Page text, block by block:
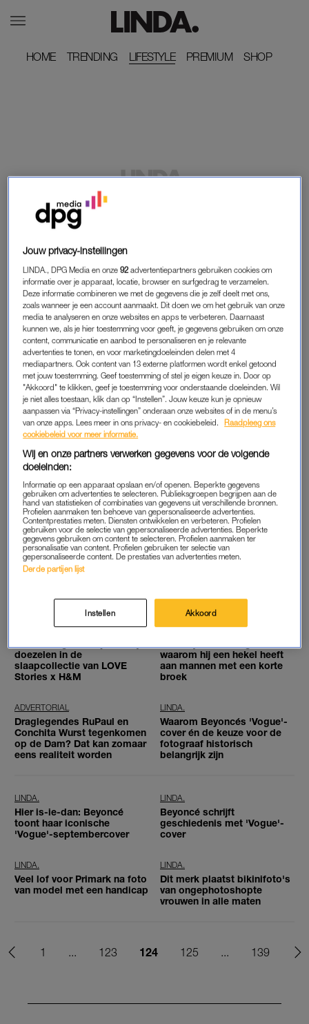
HOME
HOME TRENDING
TRENDING LIFESTYLE PREMIUM
PREMIUM SHOP
SHOP
VAN HOGE SPLIT TOT PUNT-BH: 10 X DE
LINDA.
Deze jas (of moeten we
zeggen: slaapzak) van
Moncler maakt nogal wat
los
LINDA.
Model schrijft column: ‘Mijn
botten staken uit en ze
vonden me nog steeds te
dik’
ADVERTORIAL
Zin om te bingen? Déze
(iconische) queer series
verdienen een plek op je
kijklijst
LINDA.
Pianobroers Arthur en Lucas
(én hun kledingkeuze) maken
indruk bij
Prinsengrachtconcert
LINDA.
Louis Vuitton-model George
Koh schuldig bevonden aan
moord op succesvollere
collega
LINDA.
septembercovers van
modebladen dit jaar
historisch zijn
ADVERTORIAL
Praten, lachen én bewegen:
dit event doorbreekt het
taboe rondom urineverlies –
LINDA.
Waar was dit toen wij pubers
waren? Puisten worden
doezelen in de
slaapcollectie van LOVE
Stories x H&M
LINDA.
waarom hij een hekel heeft
aan mannen met een korte
broek
ADVERTORIAL
Draglegendes RuPaul en
Conchita Wurst tegenkomen
op de Dam? Dat kan zomaar
eens realiteit worden
LINDA.
Waarom Beyoncés 'Vogue'-
cover én de keuze voor de
fotograaf historisch
belangrijk zijn
LINDA.
Hier is-ie-dan: Beyoncé
toont haar iconische
'Vogue'-septembercover
LINDA.
Beyoncé schrijft
geschiedenis met 'Vogue'-
cover
LINDA.
Veel lof voor Primark na foto
van model met een handicap
LINDA.
Dit merk plaatst bikinifoto's
van ongephotoshopte
vrouwen in alle maten
1 ... 123 124 125 ... 139
Jouw privacy-instellingen
LINDA., DPG Media en onze92 advertentiepartners gebruiken cookies om
informatie over je apparaat, locatie, browser en surfgedrag te verzamelen.
Deze informatie combineren we met de gegevens die je zelf deelt met ons,
zoals wanneer je een account aanmaakt. Dit doen we om het gebruik van onze
media te analyseren en onze websites en apps te verbeteren. Daarnaast
kunnen we, als je hier toestemming voor geeft, je gegevens gebruiken om onze
content, communicatie en aanbod te personaliseren en je relevante
advertenties te tonen, en voor marketingdoeleinden delen met 4
mediapartners. Ook content van 13 externe platformen wordt enkel getoond
met jouw toestemming. Geef toestemming of stel je eigen keuze in. Door op
"Akkoord" te klikken, geef je toestemming voor onderstaande doeleinden. Wil
je niet alles toestaan, klik dan op “Instellen”. Jouw keuze kun je opnieuw
aanpassen via “Privacy-instellingen” onderaan onze websites of in de menu’s
van onze apps. Lees meer in ons privacy- en cookiebeleid.
Raadpleeg ons
cookiebeleid voor meer informatie.
Wij en onze partners verwerken gegevens voor de volgende
doeleinden:
Informatie op een apparaat opslaan en/of openen. Beperkte gegevens
gebruiken om advertenties te selecteren. Publieksgroepen begrijpen aan de
hand van statistieken of combinaties van gegevens uit verschillende bronnen.
Profielen aanmaken ten behoeve van gepersonaliseerde advertenties.
Contentprestaties meten. Diensten ontwikkelen en verbeteren. Profielen
gebruiken voor de selectie van gepersonaliseerde advertenties. Beperkte
gegevens gebruiken om content te selecteren. Profielen aanmaken ter
personalisatie van content. Profielen gebruiken ter selectie van
gepersonaliseerde content. De prestaties van advertenties meten.
Derde partijen lijst
Instellen Akkoord